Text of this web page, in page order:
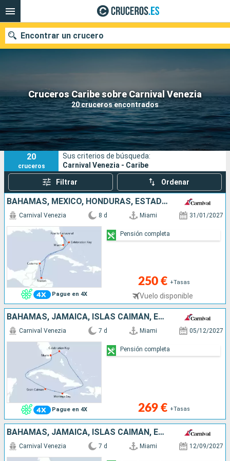
Cruceros Caribe sobre Carnival Venezia
20 cruceros encontrados
Encontrar un crucero
Nuestros destinos
Fecha de salida
Puertos Compañías
Buscar
20
cruceros
Sus criterios de búsqueda:
Carnival Venezia - Caribe
Filtrar Ordenar
BAHAMAS, MÉXICO, HONDURAS, ESTADOS UNIDOS
Pague en 4X
Carnival Venezia 8 d Miami 31/01/2027
250 € +Tasas
Vuelo disponible
Pensión completa
BAHAMAS, JAMAICA, ISLAS CAIMÁN, ESTADOS UNIDOS
Pague en 4X
Carnival Venezia 7 d Miami 05/12/2027
269 € +Tasas
Pensión completa
BAHAMAS, JAMAICA, ISLAS CAIMÁN, ESTADOS UNIDOS
Carnival Venezia 7 d Miami 12/09/2027